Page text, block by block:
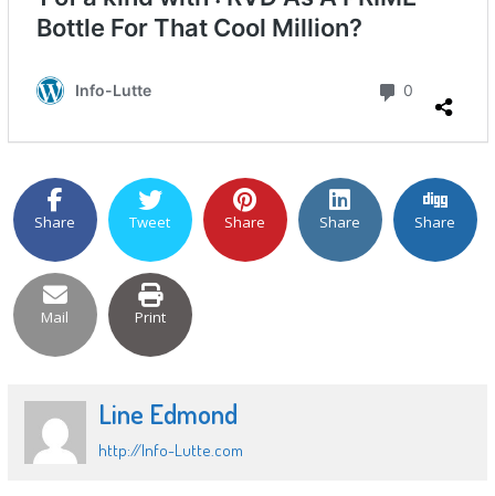
Share Tweet Share Share Share
Mail Print
Line Edmond
http://Info-Lutte.com